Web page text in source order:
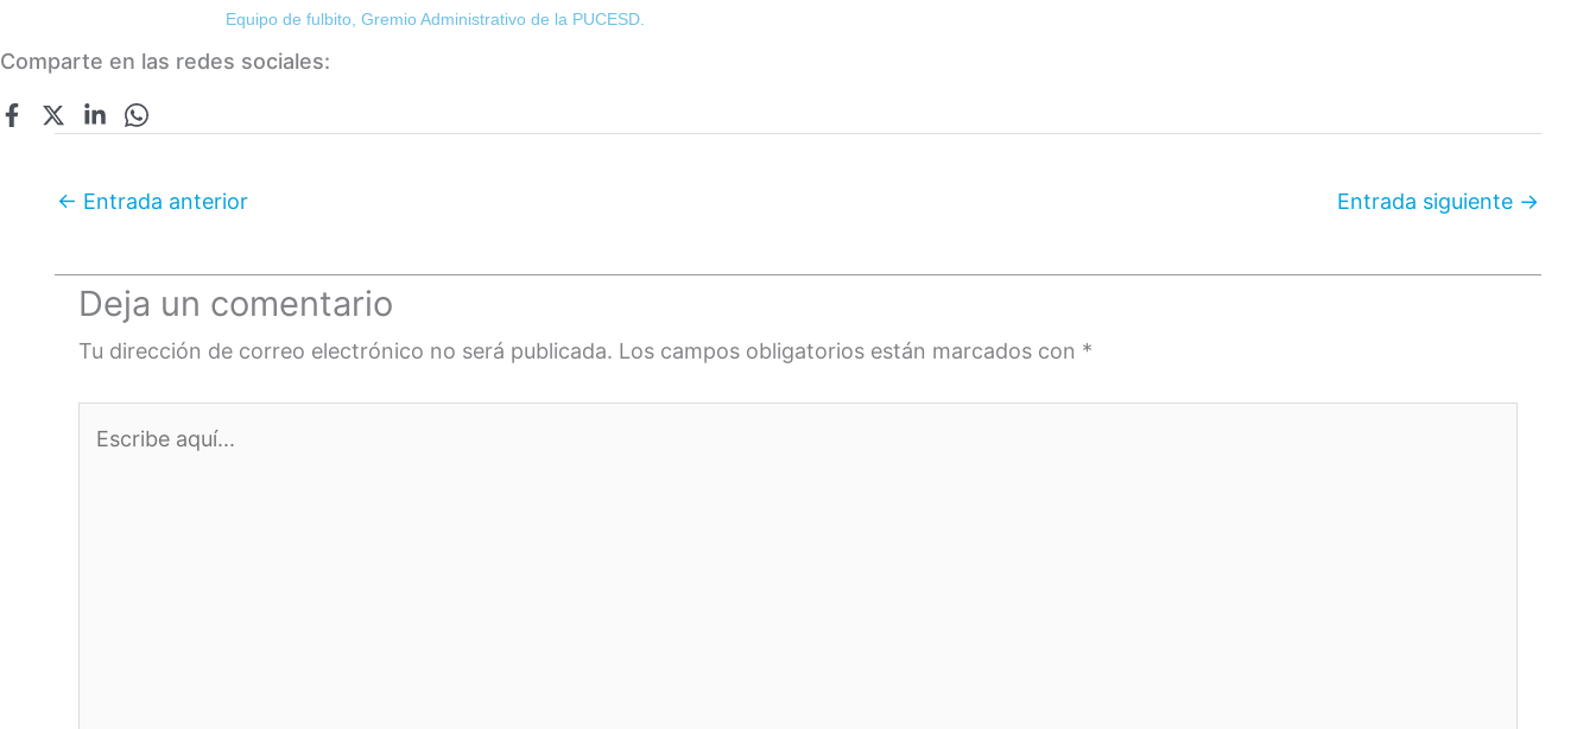
Equipo de fulbito, Gremio Administrativo de la PUCESD.
Comparte en las redes sociales:
← Entrada anterior Entrada siguiente →
Deja un comentario
Tu dirección de correo electrónico no será publicada. Los campos obligatorios están marcados con *